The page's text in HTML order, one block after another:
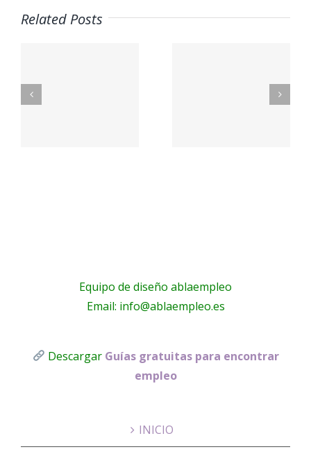
Related Posts
Contacto
– Aceites
Equipo de diseño ablaempleo
Email: info@ablaempleo.es
Descargar Guías gratuitas para encontrar
empleo
INICIO